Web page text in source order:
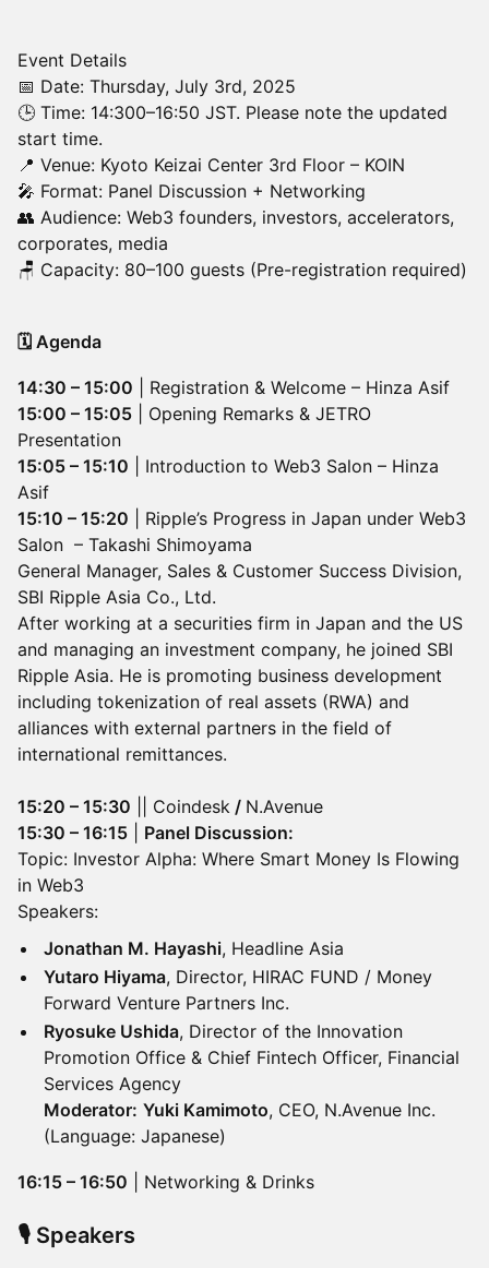
​Event Details
📅 Date: Thursday, July 3rd, 2025
🕒 Time: 14:300–16:50 JST. Please note the updated
start time.
📍 Venue: Kyoto Keizai Center 3rd Floor – KOIN
🎤 Format: Panel Discussion + Networking
👥 Audience: Web3 founders, investors, accelerators,
corporates, media
🪑 Capacity: 80–100 guests (Pre-registration required)
🗓 Agenda
14:30 – 15:00 | Registration & Welcome – Hinza Asif
15:00 – 15:05 | Opening Remarks & JETRO
Presentation
15:05 – 15:10 | Introduction to Web3 Salon – Hinza
Asif
15:10 – 15:20 | Ripple’s Progress in Japan under Web3
Salon – Takashi Shimoyama
General Manager, Sales & Customer Success Division,
SBI Ripple Asia Co., Ltd.
After working at a securities firm in Japan and the US
and managing an investment company, he joined SBI
Ripple Asia. He is promoting business development
including tokenization of real assets (RWA) and
alliances with external partners in the field of
international remittances.
15:20 – 15:30 || Coindesk / N.Avenue
15:30 – 16:15
Panel Discussion:
Topic: Investor Alpha: Where Smart Money Is Flowing
in Web3
Speakers:
Jonathan M. Hayashi, Headline Asia
Yutaro Hiyama, Director, HIRAC FUND / Money
Forward Venture Partners Inc.
Ryosuke Ushida, Director of the Innovation
Promotion Office & Chief Fintech Officer, Financial
Services Agency
Moderator: Yuki Kamimoto, CEO, N.Avenue Inc.
(Language: Japanese)
16:15 – 16:50 | Networking & Drinks
🎙️ Speakers